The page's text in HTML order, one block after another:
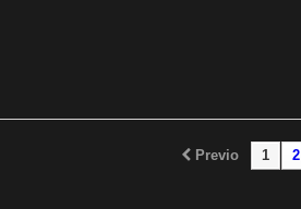
Previo 1 2